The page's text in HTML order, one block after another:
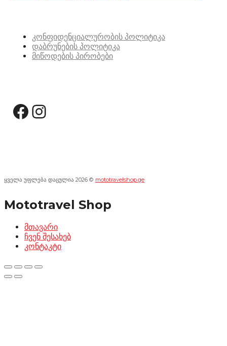
კონფიდენციალურობის პოლიტიკა
დაბრუნების პოლიტიკა
მიწოდების პირობები
Facebook
Instagram
ყველა უფლება დაცულია 2026 © mototravelshop.ge
Mototravel Shop
მთავარი
ჩვენ შესახებ
კონტაკტი